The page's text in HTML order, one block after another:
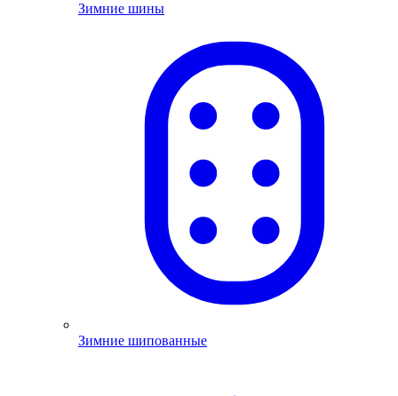
Зимние шины
Зимние шипованные